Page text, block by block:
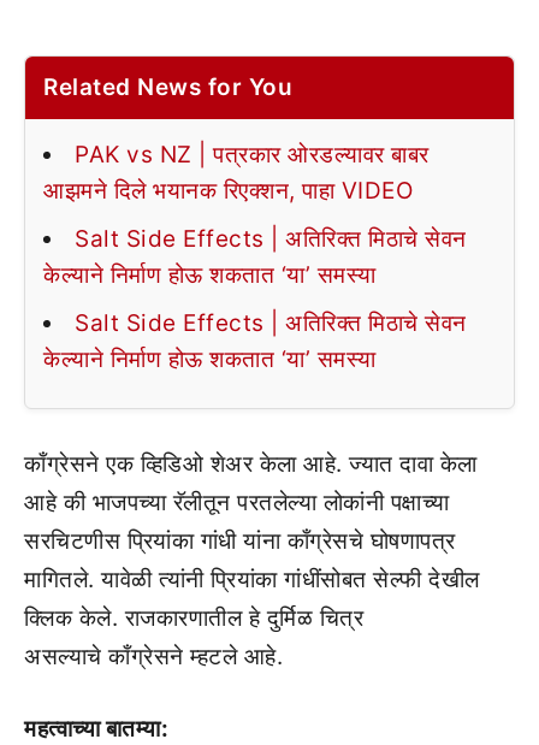
Related News for You
PAK vs NZ | पत्रकार ओरडल्यावर बाबर
आझमने दिले भयानक रिएक्शन, पाहा VIDEO
Salt Side Effects | अतिरिक्त मिठाचे सेवन
केल्याने निर्माण होऊ शकतात ‘या’ समस्या
Salt Side Effects | अतिरिक्त मिठाचे सेवन
केल्याने निर्माण होऊ शकतात ‘या’ समस्या
काँग्रेसने एक व्हिडिओ शेअर केला आहे. ज्यात दावा केला
आहे की भाजपच्या रॅलीतून परतलेल्या लोकांनी पक्षाच्या
सरचिटणीस प्रियांका गांधी यांना काँग्रेसचे घोषणापत्र
मागितले. यावेळी त्यांनी प्रियांका गांधींसोबत सेल्फी देखील
क्लिक केले. राजकारणातील हे दुर्मिळ चित्र
असल्याचे काँग्रेसने म्हटले आहे.
महत्वाच्या बातम्या: